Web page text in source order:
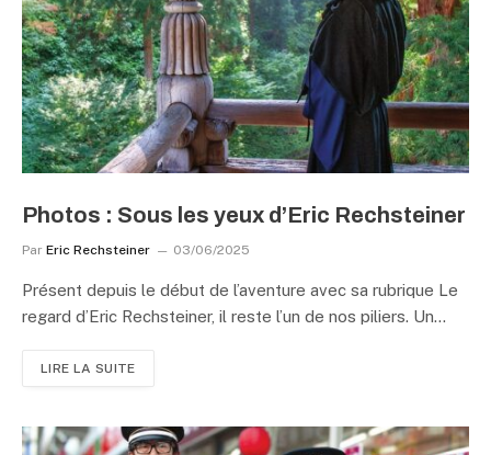
Photos : Sous les yeux d’Eric Rechsteiner
Par Eric Rechsteiner 03/06/2025
Présent depuis le début de l’aventure avec sa rubrique Le
regard d’Eric Rechsteiner, il reste l’un de nos piliers. Un…
LIRE LA SUITE